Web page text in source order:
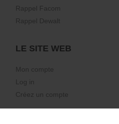
Rappel Facom
Rappel Dewalt
LE SITE WEB
Mon compte
Log in
Créez un compte